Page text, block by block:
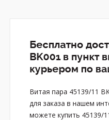
Бесплатно
BK001 в пункт
курьером по
Витая пара 45139/11
для заказа в нашем
можете купить 45139/